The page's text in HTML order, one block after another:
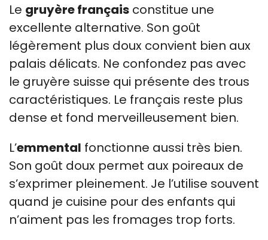
Le gruyère français constitue une
excellente alternative. Son goût
légèrement plus doux convient bien aux
palais délicats. Ne confondez pas avec
le gruyère suisse qui présente des trous
caractéristiques. Le français reste plus
dense et fond merveilleusement bien.
L’emmental fonctionne aussi très bien.
Son goût doux permet aux poireaux de
s’exprimer pleinement. Je l’utilise souvent
quand je cuisine pour des enfants qui
n’aiment pas les fromages trop forts.